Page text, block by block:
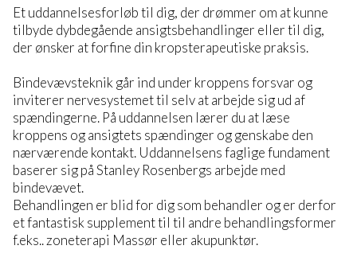
Et uddannelsesforløb til dig, der drømmer om at kunne
tilbyde dybdegående ansigtsbehandlinger eller til dig,
der ønsker at forfine din kropsterapeutiske praksis.
Bindevævsteknik går ind under kroppens forsvar og
inviterer nervesystemet til selv at arbejde sig ud af
spændingerne. På uddannelsen lærer du at læse
kroppens og ansigtets spændinger og genskabe den
nærværende kontakt. Uddannelsens faglige fundament
baserer sig på Stanley Rosenbergs arbejde med
bindevævet.
Behandlingen er blid for dig som behandler og er derfor
et fantastisk supplement til til andre behandlingsformer
f.eks.. zoneterapi Massør eller akupunktør.